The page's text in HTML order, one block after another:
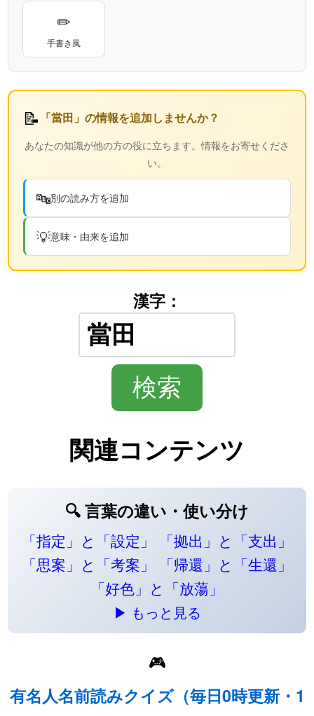
✏
手書き風
📝 「當田」の情報を追加しませんか？
あなたの知識が他の方の役に立ちます。情報をお寄せくださ
い。
🔤別の読み方を追加
💡意味・由来を追加
漢字：
関連コンテンツ
🔍 言葉の違い・使い分け
「指定」と「設定」
「拠出」と「支出」
「思案」と「考案」
「帰還」と「生還」
「好色」と「放蕩」
▶ もっと見る
🎮
有名人名前読みクイズ（毎日0時更新・1